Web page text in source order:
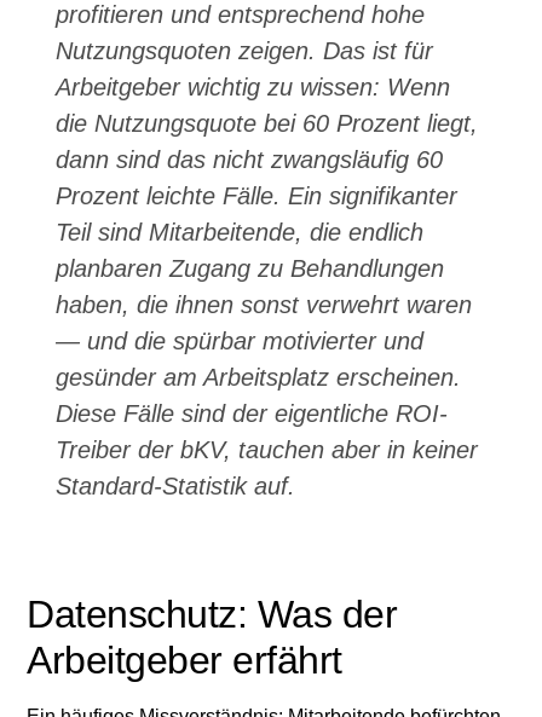
profitieren und entsprechend hohe
Nutzungsquoten zeigen. Das ist für
Arbeitgeber wichtig zu wissen: Wenn
die Nutzungsquote bei 60 Prozent liegt,
dann sind das nicht zwangsläufig 60
Prozent leichte Fälle. Ein signifikanter
Teil sind Mitarbeitende, die endlich
planbaren Zugang zu Behandlungen
haben, die ihnen sonst verwehrt waren
— und die spürbar motivierter und
gesünder am Arbeitsplatz erscheinen.
Diese Fälle sind der eigentliche ROI-
Treiber der bKV, tauchen aber in keiner
Standard-Statistik auf.
Datenschutz: Was der
Arbeitgeber erfährt